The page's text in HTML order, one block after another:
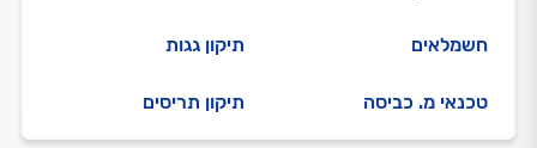
חשמלאים
טכנאי מ. כביסה
תיקון גגות
תיקון תריסים